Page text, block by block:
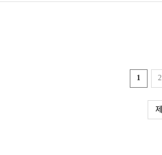
1 2